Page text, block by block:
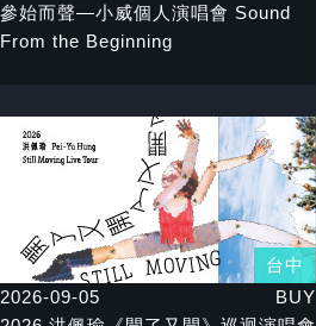
參始而聲—小威個人演唱會 Sound
From the Beginning
台中
2026-09-05
BUY